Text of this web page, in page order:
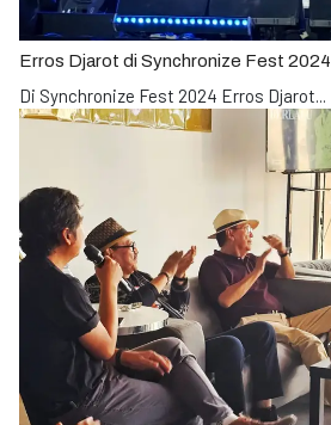
Erros Djarot di Synchronize Fest 2024
Di Synchronize Fest 2024 Erros Djarot...